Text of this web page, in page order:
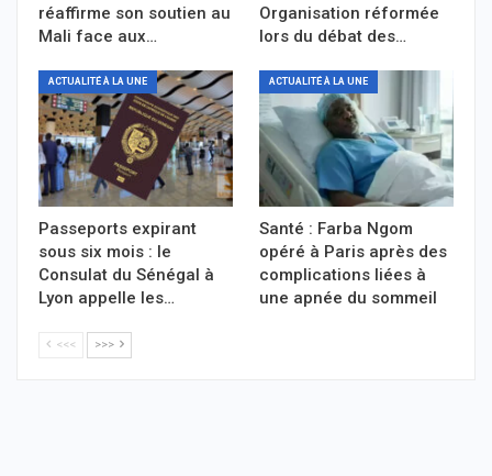
réaffirme son soutien au
Mali face aux…
Organisation réformée
lors du débat des…
ACTUALITÉ À LA UNE
Passeports expirant
sous six mois : le
Consulat du Sénégal à
Lyon appelle les…
ACTUALITÉ À LA UNE
Santé : Farba Ngom
opéré à Paris après des
complications liées à
une apnée du sommeil
<<< >>>